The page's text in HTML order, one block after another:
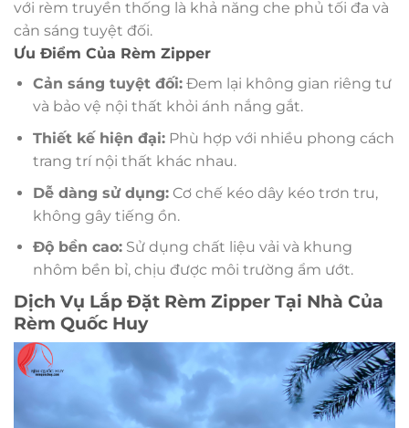
với rèm truyền thống là khả năng che phủ tối đa và
cản sáng tuyệt đối.
Ưu Điểm Của Rèm Zipper
Cản sáng tuyệt đối:Đem lại không gian riêng tư
và bảo vệ nội thất khỏi ánh nắng gắt.
Thiết kế hiện đại:Phù hợp với nhiều phong cách
trang trí nội thất khác nhau.
Dễ dàng sử dụng:Cơ chế kéo dây kéo trơn tru,
không gây tiếng ồn.
Độ bền cao:Sử dụng chất liệu vải và khung
nhôm bền bỉ, chịu được môi trường ẩm ướt.
Dịch Vụ Lắp Đặt Rèm Zipper Tại Nhà Của
Rèm Quốc Huy